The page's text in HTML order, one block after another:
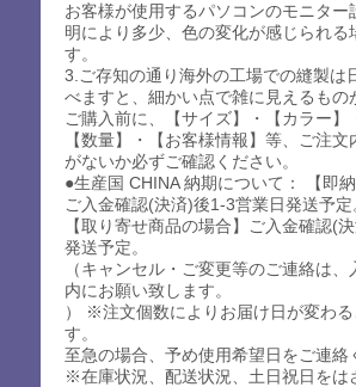
お客様が使用するパソコンのモニター
明により多少、色の変化が感じられる
す。
3.ご存知の通り海外の工場での縫製は
べますと、細かい点で雑に見えるもの
ご購入前に、【サイズ】・【カラー】
【数量】・【お客様情報】等、ご注
がないか必ずご確認ください。
●生産国 CHINA 納期について： 【即納
ご入金確認(決済)後1-3営業日発送予定
【取り寄せ商品の場合】ご入金確認(
発送予定。
（キャンセル・ご変更等のご連絡は、
内にお願い致します。
） ※注文個数によりお届け日が変わる
す。
至急の場合、予め使用希望日をご連絡
※在庫状況、配送状況、土日祝日をは